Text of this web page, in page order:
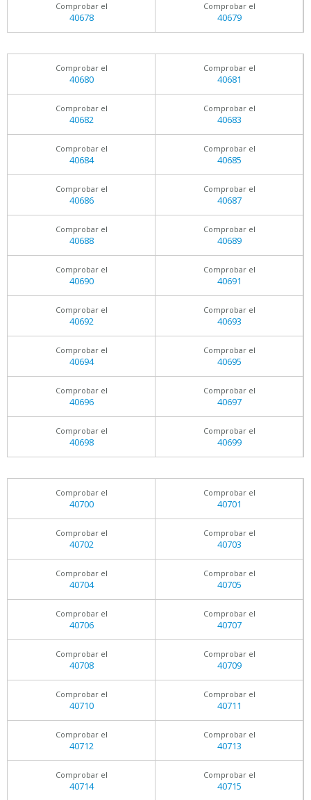
Comprobar el
40678
Comprobar el
40679
Comprobar el
40680
Comprobar el
40681
Comprobar el
40682
Comprobar el
40683
Comprobar el
40684
Comprobar el
40685
Comprobar el
40686
Comprobar el
40687
Comprobar el
40688
Comprobar el
40689
Comprobar el
40690
Comprobar el
40691
Comprobar el
40692
Comprobar el
40693
Comprobar el
40694
Comprobar el
40695
Comprobar el
40696
Comprobar el
40697
Comprobar el
40698
Comprobar el
40699
Comprobar el
40700
Comprobar el
40701
Comprobar el
40702
Comprobar el
40703
Comprobar el
40704
Comprobar el
40705
Comprobar el
40706
Comprobar el
40707
Comprobar el
40708
Comprobar el
40709
Comprobar el
40710
Comprobar el
40711
Comprobar el
40712
Comprobar el
40713
Comprobar el
40714
Comprobar el
40715